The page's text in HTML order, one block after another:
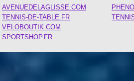
AVENUEDELAGLISSE.COM
TENNIS-DE-TABLE.FR
VELOBOUTIK.COM
SPORTSHOP.FR